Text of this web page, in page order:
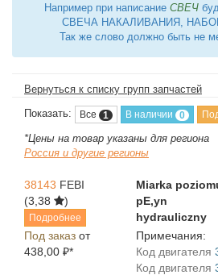
Например при написание СВЕЧ
СВЕЧА НАКАЛИВАНИЯ,
Так же слово должно быть не
Вернуться к списку групп запчастей
Показать: Все 1 В наличии 0
*Цены на товар указаны для региона
Россия и другие регионы
38143 FEBI
(3,38
)
Подробнее
Miarka
pЕ‚yn
hydrauliczny
Под заказ от
438,00 ₽*
Примечания:
Код двигателя
Код двигателя